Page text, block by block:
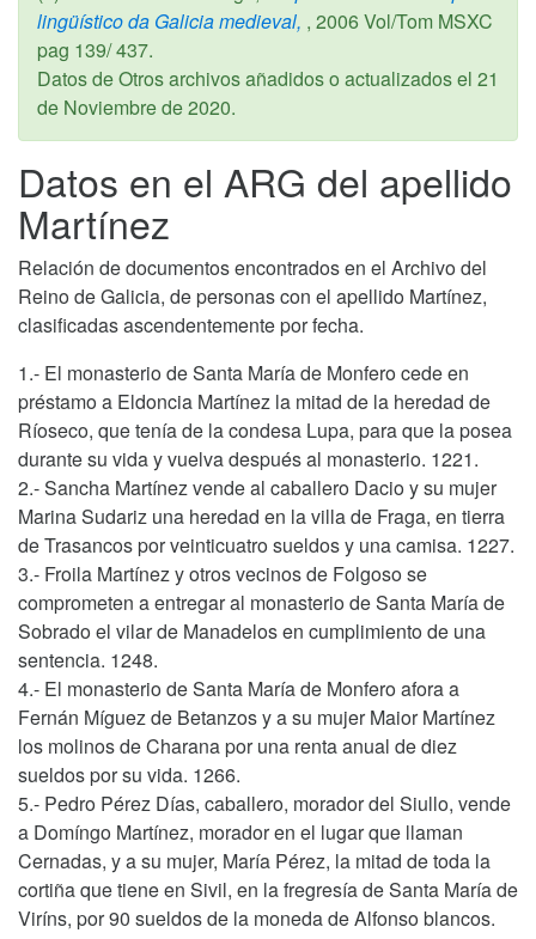
lingüístico da Galicia medieval, , 2006Vol/Tom MSXC
pag 139/ 437.
Datos de Otros archivos añadidos o actualizados el 21
de Noviembre de 2020.
Datos en el ARG del apellido
Martínez
Relación de documentos encontrados en el Archivo del
Reino de Galicia, de personas con el apellido Martínez,
clasificadas ascendentemente por fecha.
1.- El monasterio de Santa María de Monfero cede en
préstamo a Eldoncia Martínez la mitad de la heredad de
Ríoseco, que tenía de la condesa Lupa, para que la posea
durante su vida y vuelva después al monasterio. 1221.
2.- Sancha Martínez vende al caballero Dacio y su mujer
Marina Sudariz una heredad en la villa de Fraga, en tierra
de Trasancos por veinticuatro sueldos y una camisa. 1227.
3.- Froila Martínez y otros vecinos de Folgoso se
comprometen a entregar al monasterio de Santa María de
Sobrado el vilar de Manadelos en cumplimiento de una
sentencia. 1248.
4.- El monasterio de Santa María de Monfero afora a
Fernán Míguez de Betanzos y a su mujer Maior Martínez
los molinos de Charana por una renta anual de diez
sueldos por su vida. 1266.
5.- Pedro Pérez Días, caballero, morador del Siullo, vende
a Domíngo Martínez, morador en el lugar que llaman
Cernadas, y a su mujer, María Pérez, la mitad de toda la
cortiña que tiene en Sivil, en la fregresía de Santa María de
Viríns, por 90 sueldos de la moneda de Alfonso blancos.